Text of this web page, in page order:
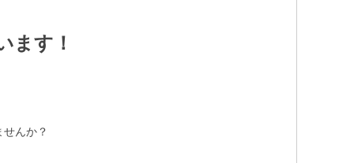
ます！
んか？